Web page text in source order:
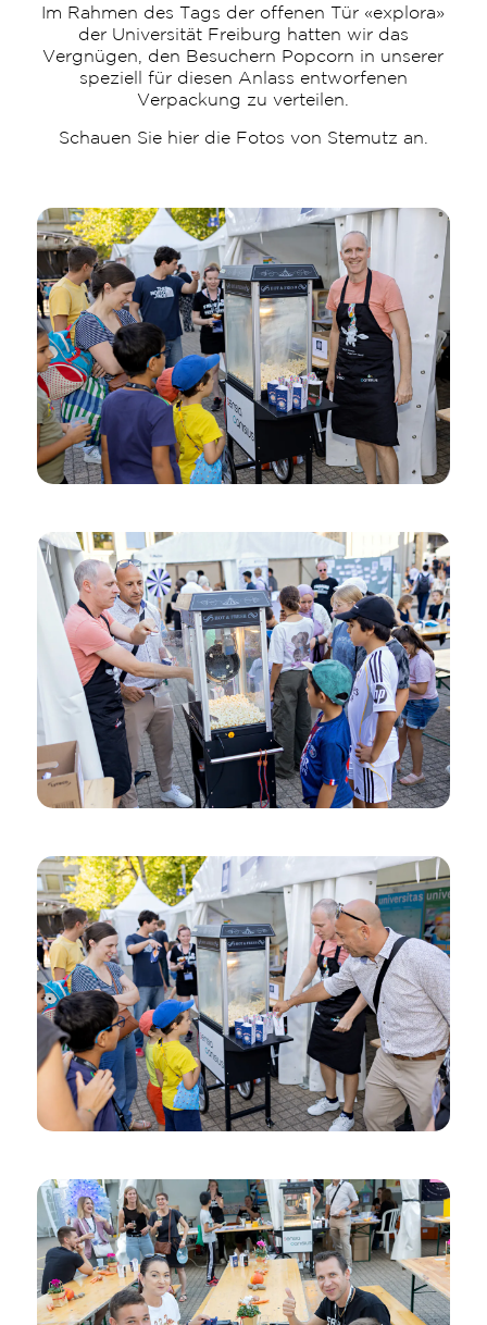
Im Rahmen des Tags der offenen Tür «explora»
der Universität Freiburg hatten wir das
Vergnügen, den Besuchern Popcorn in unserer
speziell für diesen Anlass entworfenen
Verpackung zu verteilen.
Schauen Sie hier die Fotos von Stemutz an.